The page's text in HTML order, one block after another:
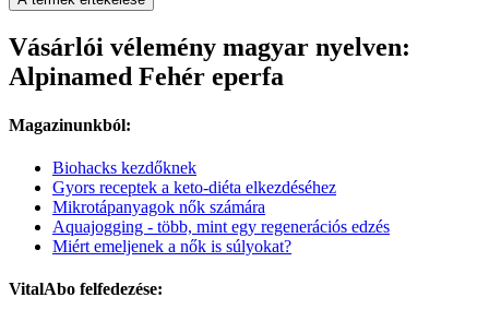
Vásárlói vélemény magyar nyelven:
Alpinamed Fehér eperfa
Magazinunkból:
Biohacks kezdőknek
Gyors receptek a keto-diéta elkezdéséhez
Mikrotápanyagok nők számára
Aquajogging - több, mint egy regenerációs edzés
Miért emeljenek a nők is súlyokat?
VitalAbo felfedezése: